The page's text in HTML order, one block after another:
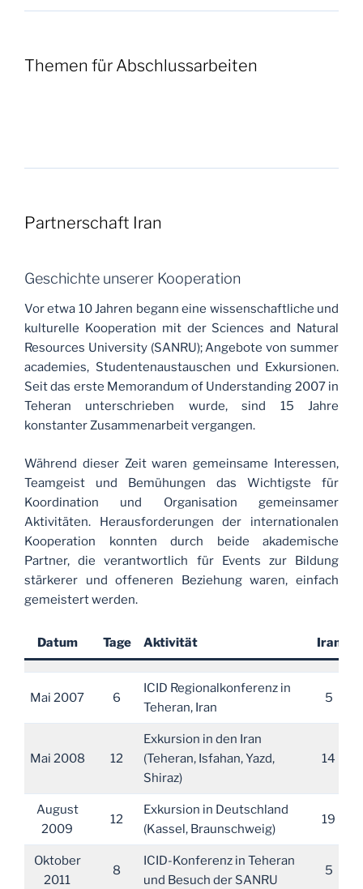
Themen für Abschlussarbeiten
Partnerschaft Iran
Geschichte unserer Kooperation
Vor etwa 10 Jahren begann eine wissenschaftliche und
kulturelle Kooperation mit der Sciences and Natural
Resources University (SANRU); Angebote von summer
academies, Studentenaustauschen und Exkursionen.
Seit das erste Memorandum of Understanding 2007 in
Teheran unterschrieben wurde, sind 15 Jahre
konstanter Zusammenarbeit vergangen.
Während dieser Zeit waren gemeinsame Interessen,
Teamgeist und Bemühungen das Wichtigste für
Koordination und Organisation gemeinsamer
Aktivitäten. Herausforderungen der internationalen
Kooperation konnten durch beide akademische
Partner, die verantwortlich für Events zur Bildung
stärkerer und offeneren Beziehung waren, einfach
gemeistert werden.
Datum Tage Aktivität Iran
Mai 2007 6
ICID Regionalkonferenz in
Teheran, Iran
5
Mai 2008 12
Exkursion in den Iran
(Teheran, Isfahan, Yazd,
Shiraz)
14
August
2009
12
Exkursion in Deutschland
(Kassel, Braunschweig)
19
Oktober
2011
8
ICID-Konferenz in Teheran
und Besuch der SANRU
5